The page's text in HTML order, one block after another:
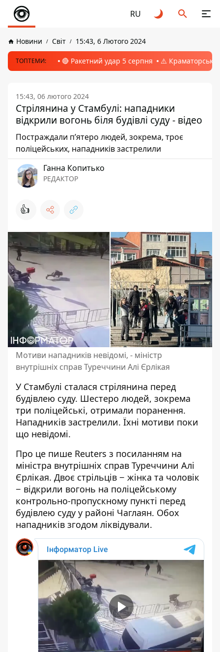
RU
Новини Світ 15:43, 6 Лютого 2024
ТОПТЕМИ: 🔴 Ракетний удар 5 серпня ⚠️ Краматорськ,
15:43, 06 лютого 2024
Стрілянина у Стамбулі: нападники
відкрили вогонь біля будівлі суду - відео
Постраждали п’ятеро людей, зокрема, троє
поліцейських, нападників застрелили
Ганна Копитько
РЕДАКТОР
👍
Мотиви нападників невідомі, - міністр
внутрішніх справ Туреччини Алі Єрлікая
У Стамбулі сталася стрілянина перед
будівлею суду. Шестеро людей, зокрема
три поліцейські, отримали поранення.
Нападників застрелили. Їхні мотиви поки
що невідомі.
Про це пише Reuters з посиланням на
міністра внутрішніх справ Туреччини Алі
Єрлікая. Двоє стрільців − жінка та чоловік
− відкрили вогонь на поліцейському
контрольно-пропускному пункті перед
будівлею суду у районі Чаглаян. Обох
нападників згодом ліквідували.